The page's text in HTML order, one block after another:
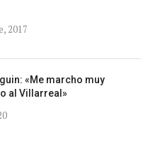
2017
«Me marcho muy
al Villarreal»